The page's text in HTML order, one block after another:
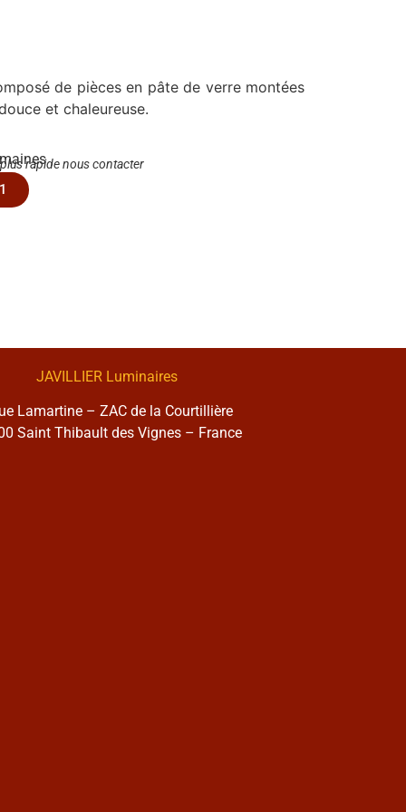
de pièces en pâte de verre montées
et chaleureuse.
rapide nous contacter
JAVILLIER Luminaires
Lamartine – ZAC de la Courtillière
Saint Thibault des Vignes – France